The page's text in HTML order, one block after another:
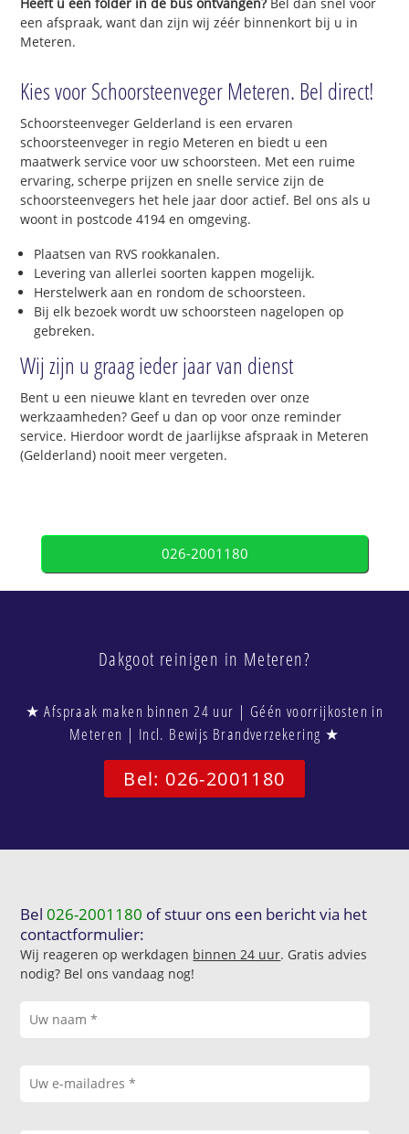
een afspraak, want dan zijn wij zéér binnenkort bij u in
Meteren.
Kies voor Schoorsteenveger Meteren. Bel direct!
Schoorsteenveger Gelderland is een ervaren
schoorsteenveger in regio Meteren en biedt u een
maatwerk service voor uw schoorsteen. Met een ruime
ervaring, scherpe prijzen en snelle service zijn de
schoorsteenvegers het hele jaar door actief. Bel ons als u
woont in postcode 4194 en omgeving.
Plaatsen van RVS rookkanalen.
Levering van allerlei soorten kappen mogelijk.
Herstelwerk aan en rondom de schoorsteen.
Bij elk bezoek wordt uw schoorsteen nagelopen op
gebreken.
Wij zijn u graag ieder jaar van dienst
Bent u een nieuwe klant en tevreden over onze
werkzaamheden? Geef u dan op voor onze reminder
service. Hierdoor wordt de jaarlijkse afspraak in Meteren
(Gelderland) nooit meer vergeten.
026-2001180
Dakgoot reinigen in Meteren?
★ Afspraak maken binnen 24 uur | Géén voorrijkosten in
Meteren | Incl. Bewijs Brandverzekering ★
Bel: 026-2001180
Bel026-2001180 of stuur ons een bericht via het
contactformulier:
Wij reageren op werkdagen binnen 24 uur. Gratis advies
nodig? Bel ons vandaag nog!